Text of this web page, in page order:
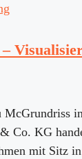
McGrundriss
Co. KG
mit Sitz